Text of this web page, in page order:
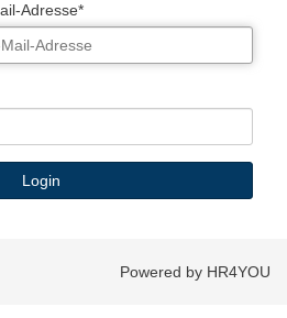
Adresse*
Powered by HR4YOU